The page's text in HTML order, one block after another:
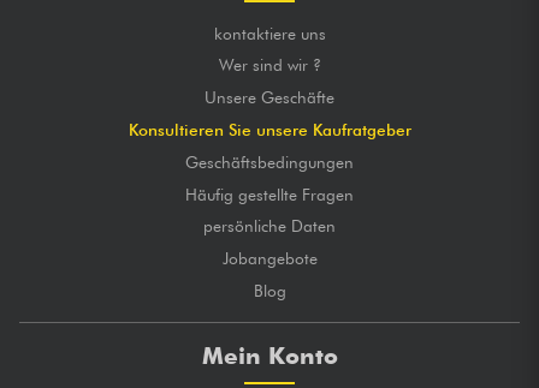
kontaktiere uns
Wer sind wir ?
Unsere Geschäfte
Konsultieren Sie unsere Kaufratgeber
Geschäftsbedingungen
Häufig gestellte Fragen
persönliche Daten
Jobangebote
Blog
Mein Konto